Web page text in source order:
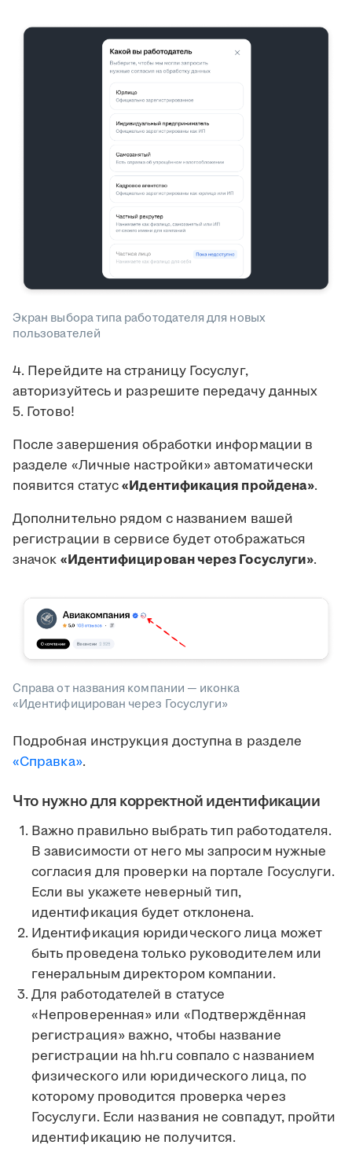
Экран выбора типа работодателя для новых
пользователей
4. Перейдите на страницу Госуслуг,
авторизуйтесь и разрешите передачу данных
5. Готово!
После завершения обработки информации в
разделе «Личные настройки» автоматически
появится статус«Идентификация пройдена».
Дополнительно рядом с названием вашей
регистрации в сервисе будет отображаться
значок «Идентифицирован через Госуслуги».
Справа от названия компании — иконка
«Идентифицирован через Госуслуги»
Подробная инструкция доступна в разделе
«Справка».
Что нужно для корректной идентификации
Важно правильно выбрать тип работодателя.
В зависимости от него мы запросим нужные
согласия для проверки на портале Госуслуги.
Если вы укажете неверный тип,
идентификация будет отклонена.
Идентификация юридического лица может
быть проведена только руководителем или
генеральным директором компании.
Для работодателей в статусе
«Непроверенная» или «Подтверждённая
регистрация» важно, чтобы название
регистрации на hh.ru совпало с названием
физического или юридического лица, по
которому проводится проверка через
Госуслуги. Если названия не совпадут, пройти
идентификацию не получится.